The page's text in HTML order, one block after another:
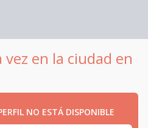
en la ciudad en
NO ESTÁ DISPONIBLE